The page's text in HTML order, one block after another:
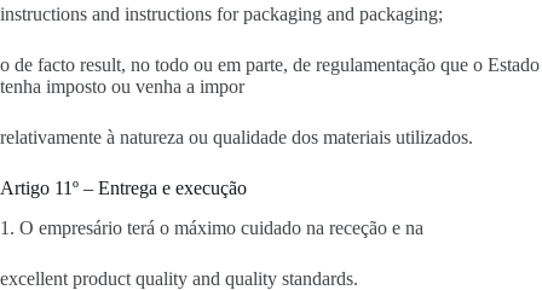
instructions and instructions for packaging and packaging;
o de facto result, no todo ou em parte, de regulamentação que o Estado
tenha imposto ou venha a impor
relativamente à natureza ou qualidade dos materiais utilizados.
Artigo 11º – Entrega e execução
1. O empresário terá o máximo cuidado na receção e na
excellent product quality and quality standards.